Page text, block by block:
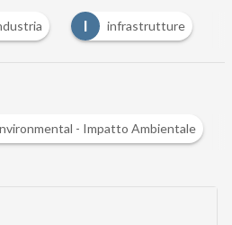
I infrastrutture R
E Environmental - Impatto Ambientale